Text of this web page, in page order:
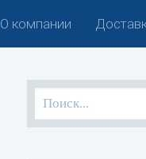
О компании